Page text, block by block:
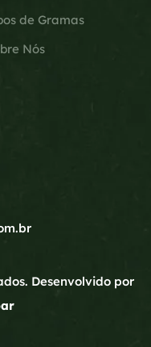
de Gramas
Nós
Desenvolvido por